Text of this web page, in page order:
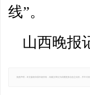
线”。
山西晚报
免责声明：本文版权归原作者所有，转载文章仅为传播更多信息之目的，并不代